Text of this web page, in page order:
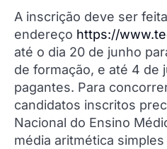
A inscrição deve ser
endereço https://
até o dia 20 de junho
de formação, e até 4 de
pagantes. Para
candidatos inscritos
Nacional do Ensino
média aritmética